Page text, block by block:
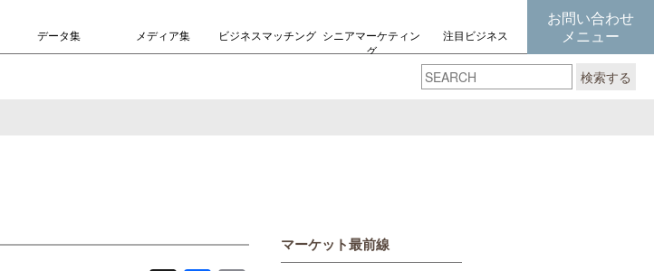
データ集 メディア集 ビジネスマッチング シニアマーケティン
グ
注目ビジネス
お問い合わせ
メニュー
検索する
マーケット最前線